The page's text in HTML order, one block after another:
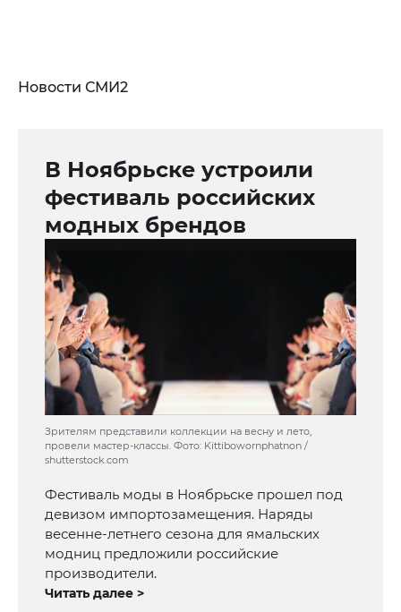
Новости СМИ2
В Ноябрьске устроили
фестиваль российских
модных брендов
Зрителям представили коллекции на весну и лето,
провели мастер-классы. Фото: Kittibowornphatnon /
shutterstock.com
Фестиваль моды в Ноябрьске прошел под
девизом импортозамещения. Наряды
весенне-летнего сезона для ямальских
модниц предложили российские
производители.
Читать далее >